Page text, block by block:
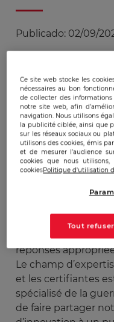
Publicado: 02/09/
En créant un
certifiantes,
spécifique du
des programmes
une offre sur les
management de
acquise par l’EGE
moyens cognitifs et
Cette démarche se
initiales et
réponses
Le champ
et les certifiantes
spécialisé de la
de faire partager
Ce site web stocke les
nécessaires au bon
de collecter des
notre site web, afin
navigation. Nous utilisons
la publicité ciblée, ainsi que
sur les réseaux sociaux ou
utilisons des cookies, émis
et de mesurer l’audience
cookies que nous
cookiesPolitique d'utilisation
Tout refuser